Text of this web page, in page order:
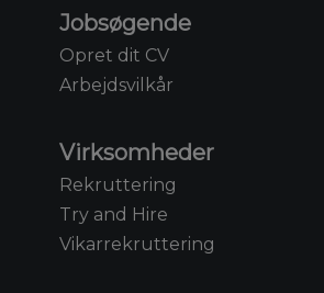
Jobsøgende
Opret dit CV
Arbejdsvilkår
Virksomheder
Rekruttering
Try and Hire
Vikarrekruttering